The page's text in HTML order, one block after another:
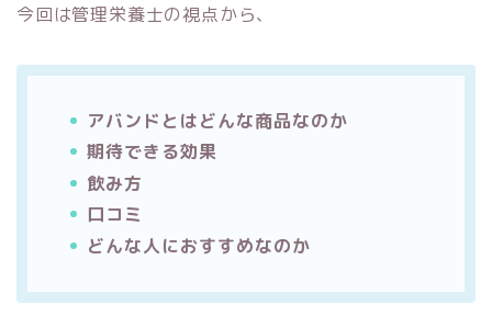
今回は管理栄養士の視点から、
アバンドとはどんな商品なのか
期待できる効果
飲み方
口コミ
どんな人におすすめなのか